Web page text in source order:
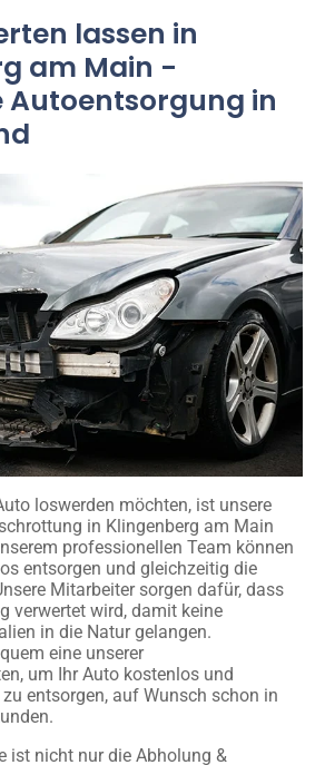
lassen in
am Main -
Autoentsorgung in
loswerden möchten, ist unsere
in Klingenberg am Main
professionellen Team können
entsorgen und gleichzeitig die
Mitarbeiter sorgen dafür, dass
verwertet wird, damit keine
in die Natur gelangen.
eine unserer
um Ihr Auto kostenlos und
entsorgen, auf Wunsch schon in
ist nicht nur die Abholung &